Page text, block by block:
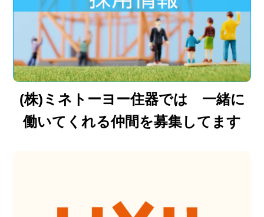
(株)ミネトーヨー住器では 一緒に
働いてくれる仲間を募集してます